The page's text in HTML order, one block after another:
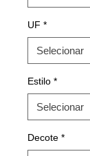
UF *
Estilo *
Decote *